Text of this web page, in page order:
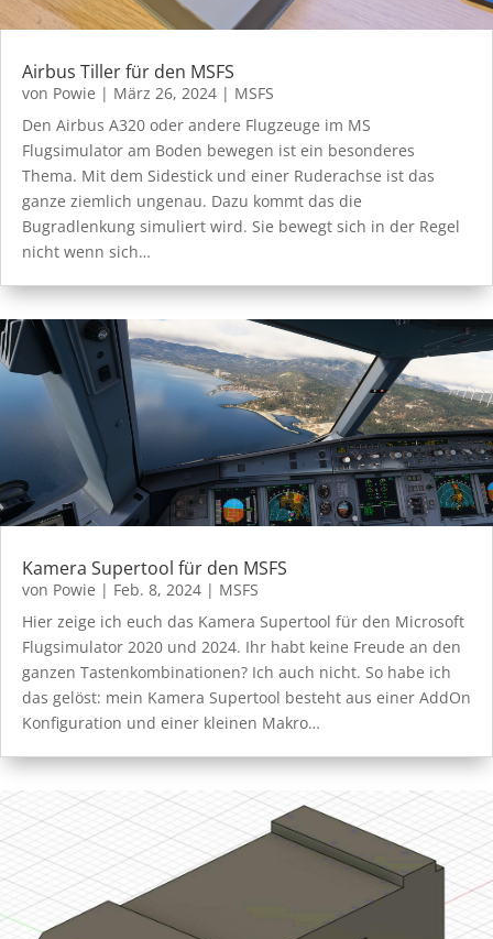
Airbus Tiller für den MSFS
von Powie | März 26, 2024 | MSFS
Den Airbus A320 oder andere Flugzeuge im MS
Flugsimulator am Boden bewegen ist ein besonderes
Thema. Mit dem Sidestick und einer Ruderachse ist das
ganze ziemlich ungenau. Dazu kommt das die
Bugradlenkung simuliert wird. Sie bewegt sich in der Regel
nicht wenn sich…
Kamera Supertool für den MSFS
von Powie | Feb. 8, 2024 | MSFS
Hier zeige ich euch das Kamera Supertool für den Microsoft
Flugsimulator 2020 und 2024. Ihr habt keine Freude an den
ganzen Tastenkombinationen? Ich auch nicht. So habe ich
das gelöst: mein Kamera Supertool besteht aus einer AddOn
Konfiguration und einer kleinen Makro…